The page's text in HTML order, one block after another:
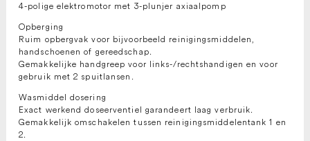
4-polige elektromotor met 3-plunjer axiaalpomp
Opberging
Ruim opbergvak voor bijvoorbeeld reinigingsmiddelen,
handschoenen of gereedschap.
Gemakkelijke handgreep voor links-/rechtshandigen en voor
gebruik met 2 spuitlansen.
Wasmiddel dosering
Exact werkend doseerventiel garandeert laag verbruik.
Gemakkelijk omschakelen tussen reinigingsmiddelentank 1 en
2.